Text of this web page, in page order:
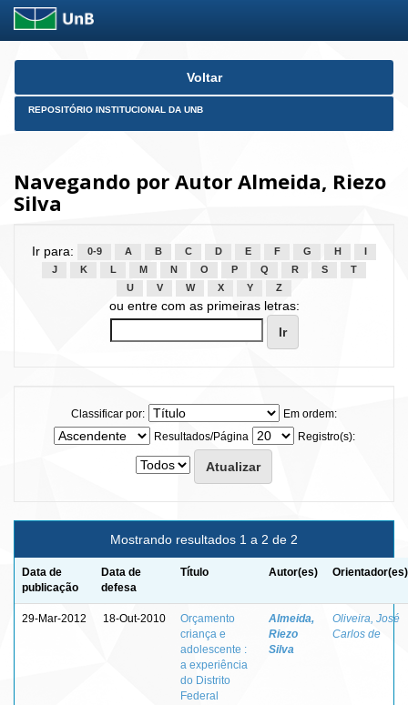
Skip
Voltar
REPOSITÓRIO INSTITUCIONAL DA UNB
Navegando por Autor Almeida, Riezo
Silva
Ir para: 0-9 A B C D E F G H
J
K L M N O P Q R S
T
U
V W X Y Z
ou entre com as primeiras letras:
Classificar por:
Em ordem:
Resultados/Página
Registro(s):
Mostrando resultados 1 a 2 de 2
Data de
publicação
Data de
defesa
Título Autor(es) Orientador(es)
29-Mar-2012 18-Out-2010
Orçamento
criança e
adolescente :
a experiência
do Distrito
Federal
Almeida,
Riezo
Silva
Oliveira, José
Carlos de